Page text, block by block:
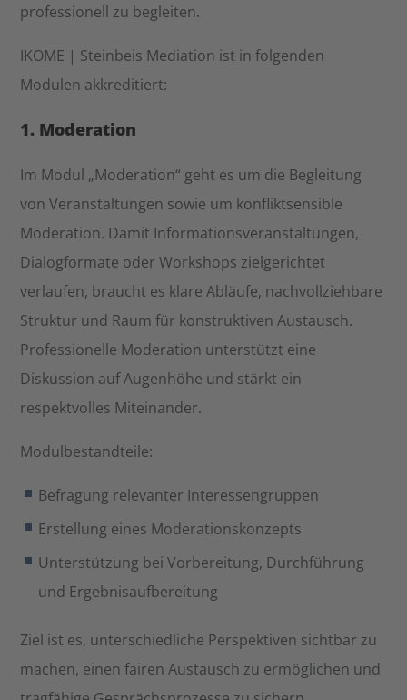
professionell zu begleiten.
IKOME | Steinbeis Mediation ist in folgenden
Modulen akkreditiert:
1. Moderation
Im Modul „Moderation“ geht es um die Begleitung
von Veranstaltungen sowie um konfliktsensible
Moderation. Damit Informationsveranstaltungen,
Dialogformate oder Workshops zielgerichtet
verlaufen, braucht es klare Abläufe, nachvollziehbare
Struktur und Raum für konstruktiven Austausch.
Professionelle Moderation unterstützt eine
Diskussion auf Augenhöhe und stärkt ein
respektvolles Miteinander.
Modulbestandteile:
Befragung relevanter Interessengruppen
Erstellung eines Moderationskonzepts
Unterstützung bei Vorbereitung, Durchführung
und Ergebnisaufbereitung
Ziel ist es, unterschiedliche Perspektiven sichtbar zu
machen, einen fairen Austausch zu ermöglichen und